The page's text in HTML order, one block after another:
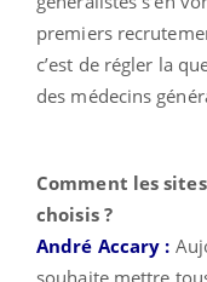
premiers
c’est de régler la
des médecins
Comment les
choisis ?
André Accary :